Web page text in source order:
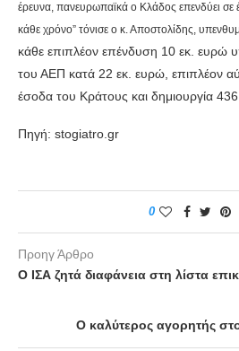
έρευνα, πανευρωπαϊκά ο Κλάδος επενδύει σε
κάθε χρόνο” τόνισε ο κ. Αποστολίδης,
κάθε επιπλέον επένδυση 10 εκ. ευρώ
του ΑΕΠ κατά 22 εκ. ευρώ, επιπλέον
έσοδα του Κράτους και δημιουργία
Πηγή: stogiatro.gr
0
Προηγ Άρθρο
Ο ΙΣΑ ζητά διαφάνεια στη λίστα
Ο καλύτερος αγορητής